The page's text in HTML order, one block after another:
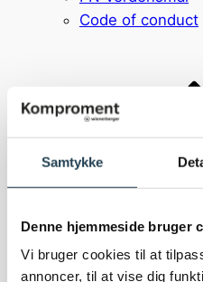
Samtykke
Denne hjemmeside bruger
Vi bruger cookies til at
annoncer, til at vise dig
Code of conduct
Om os
Om Komproment
Medarbejdere
Ledige stillinger